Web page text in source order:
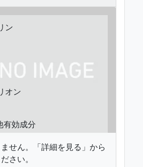
ン
オン
有効成分
せん。「詳細を見る」から
さい。